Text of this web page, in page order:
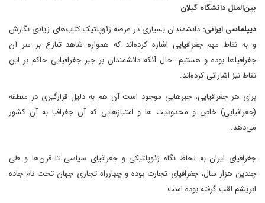
بین‌الملل دانشگاه گیلان
دیپلماسی ایرانی: دانشمندان بسیاری در عرصه ژئوپلتیک کتاب‌های زیادی نگارش
و به نقاط مهم جغرافیایی اشاره کرده‌اند که همواره شاهد تنازع بر سر آن
جغرافیا‌ها بوده و هستیم. حال آنکه دانشمندان بر جبر جغرافیایی حاکم بر این
نقاط نیز اشاراتی کرده‌اند.
برای هر جغرافیایی، جبرهایی موجود است آن هم به ‌دلیل قرارگیری در منطقه‌
(جغرافیایی) خاص و محدودیت ها و امتیازهایی که آن جغرافیا به آن کشور
می‌دهد.
جغرافیای ایران به لحاظ نگاه ژئوپلتیکی و جغرافیای سیاسی تا قرن‌ها و طی
چندین هزار سال، جغرافیای تجارت بوده و چهارراه تجاری جهان تحت نام جاده
ابریشم لقب گرفته بوده است.